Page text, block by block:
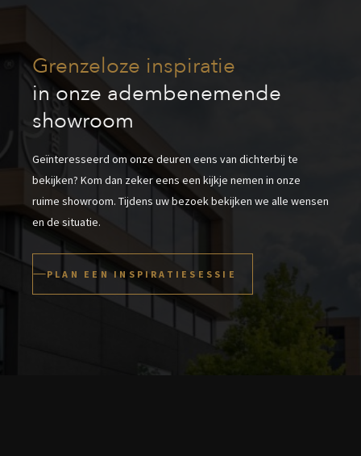
Grenzeloze inspiratie
in onze adembenemende
showroom
Geïnteresseerd om onze deuren eens van dichterbij te
bekijken? Kom dan zeker eens een kijkje nemen in onze
ruime showroom. Tijdens uw bezoek bekijken we alle wensen
en de situatie.
PLAN EEN INSPIRATIESESSIE